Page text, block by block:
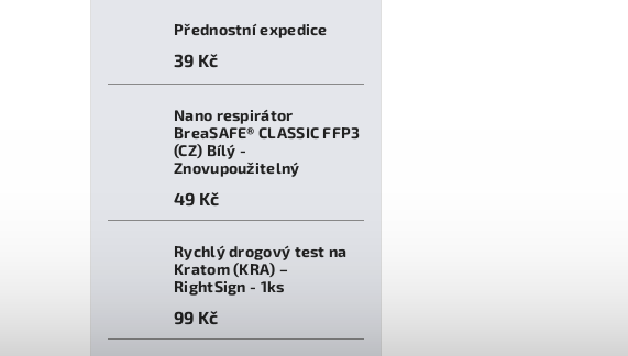
Přednostní expedice
39 Kč
Nano respirátor
BreaSAFE® CLASSIC FFP3
(CZ) Bílý -
Znovupoužitelný
49 Kč
Rychlý drogový test na
Kratom (KRA) –
RightSign - 1ks
99 Kč